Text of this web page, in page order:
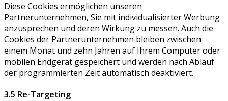
Diese Cookies ermöglichen unseren
Partnerunternehmen, Sie mit individualisierter Werbung
anzusprechen und deren Wirkung zu messen. Auch die
Cookies der Partnerunternehmen bleiben zwischen
einem Monat und zehn Jahren auf Ihrem Computer oder
mobilen Endgerät gespeichert und werden nach Ablauf
der programmierten Zeit automatisch deaktiviert.
3.5 Re-Targeting